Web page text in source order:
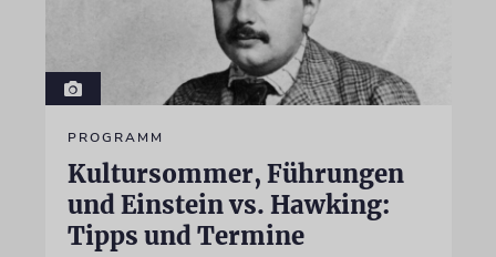
PROGRAMM
Kultursommer, Führungen
und Einstein vs. Hawking:
Tipps und Termine